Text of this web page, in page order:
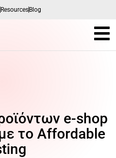
Resources Blog
e-shop
το Affordable